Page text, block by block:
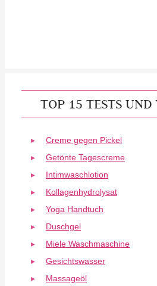
TOP 15 TESTS UND
Creme gegen Pickel
Getönte Tagescreme
Intimwaschlotion
Kollagenhydrolysat
Yoga Handtuch
Duschgel
Miele Waschmaschine
Gesichtswasser
Massageöl